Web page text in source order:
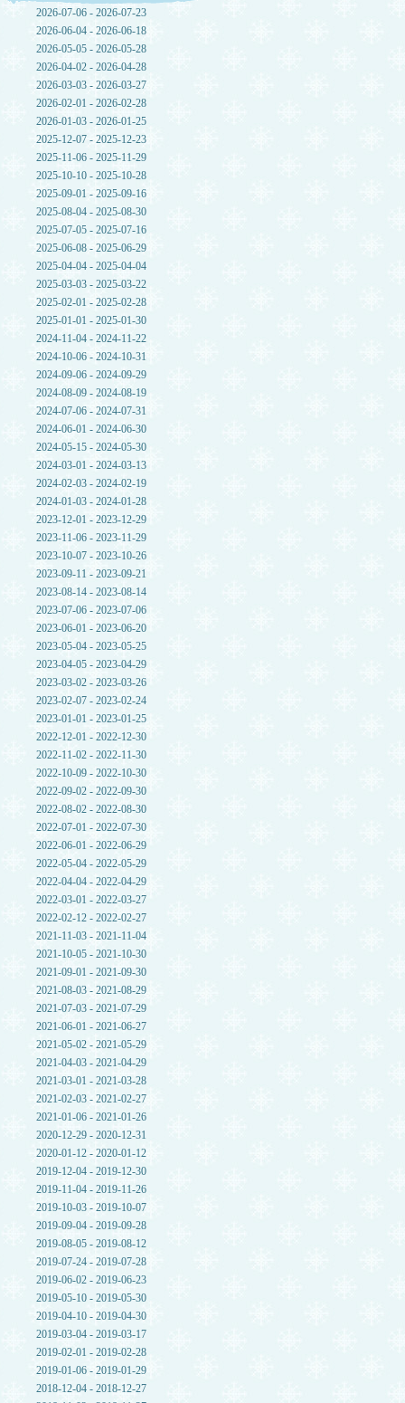
2026-07-06 - 2026-07-23
2026-06-04 - 2026-06-18
2026-05-05 - 2026-05-28
2026-04-02 - 2026-04-28
2026-03-03 - 2026-03-27
2026-02-01 - 2026-02-28
2026-01-03 - 2026-01-25
2025-12-07 - 2025-12-23
2025-11-06 - 2025-11-29
2025-10-10 - 2025-10-28
2025-09-01 - 2025-09-16
2025-08-04 - 2025-08-30
2025-07-05 - 2025-07-16
2025-06-08 - 2025-06-29
2025-04-04 - 2025-04-04
2025-03-03 - 2025-03-22
2025-02-01 - 2025-02-28
2025-01-01 - 2025-01-30
2024-11-04 - 2024-11-22
2024-10-06 - 2024-10-31
2024-09-06 - 2024-09-29
2024-08-09 - 2024-08-19
2024-07-06 - 2024-07-31
2024-06-01 - 2024-06-30
2024-05-15 - 2024-05-30
2024-03-01 - 2024-03-13
2024-02-03 - 2024-02-19
2024-01-03 - 2024-01-28
2023-12-01 - 2023-12-29
2023-11-06 - 2023-11-29
2023-10-07 - 2023-10-26
2023-09-11 - 2023-09-21
2023-08-14 - 2023-08-14
2023-07-06 - 2023-07-06
2023-06-01 - 2023-06-20
2023-05-04 - 2023-05-25
2023-04-05 - 2023-04-29
2023-03-02 - 2023-03-26
2023-02-07 - 2023-02-24
2023-01-01 - 2023-01-25
2022-12-01 - 2022-12-30
2022-11-02 - 2022-11-30
2022-10-09 - 2022-10-30
2022-09-02 - 2022-09-30
2022-08-02 - 2022-08-30
2022-07-01 - 2022-07-30
2022-06-01 - 2022-06-29
2022-05-04 - 2022-05-29
2022-04-04 - 2022-04-29
2022-03-01 - 2022-03-27
2022-02-12 - 2022-02-27
2021-11-03 - 2021-11-04
2021-10-05 - 2021-10-30
2021-09-01 - 2021-09-30
2021-08-03 - 2021-08-29
2021-07-03 - 2021-07-29
2021-06-01 - 2021-06-27
2021-05-02 - 2021-05-29
2021-04-03 - 2021-04-29
2021-03-01 - 2021-03-28
2021-02-03 - 2021-02-27
2021-01-06 - 2021-01-26
2020-12-29 - 2020-12-31
2020-01-12 - 2020-01-12
2019-12-04 - 2019-12-30
2019-11-04 - 2019-11-26
2019-10-03 - 2019-10-07
2019-09-04 - 2019-09-28
2019-08-05 - 2019-08-12
2019-07-24 - 2019-07-28
2019-06-02 - 2019-06-23
2019-05-10 - 2019-05-30
2019-04-10 - 2019-04-30
2019-03-04 - 2019-03-17
2019-02-01 - 2019-02-28
2019-01-06 - 2019-01-29
2018-12-04 - 2018-12-27